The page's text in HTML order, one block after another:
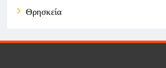
Θρησκεία